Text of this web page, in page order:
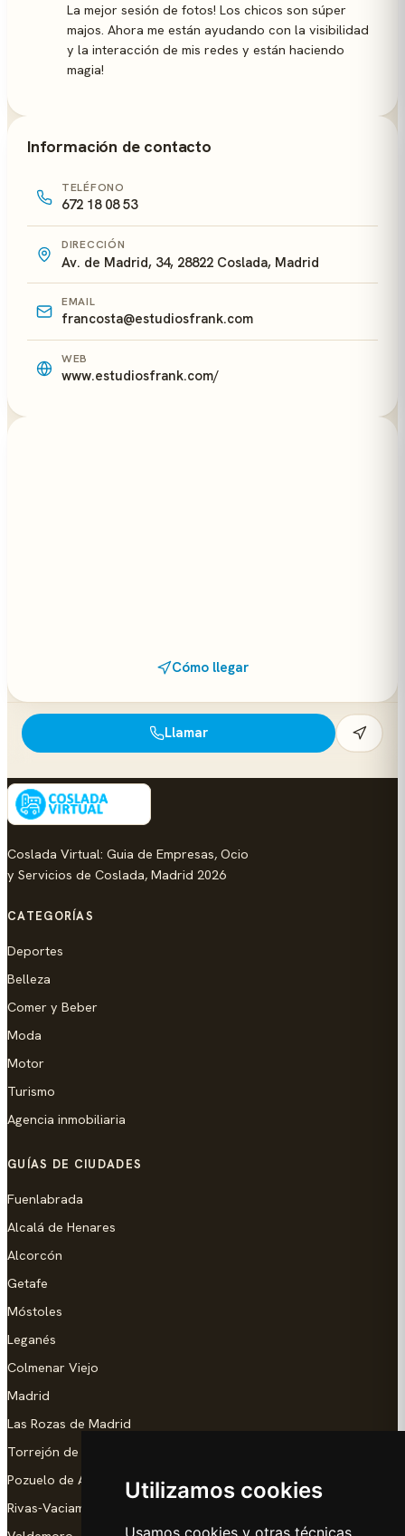
Utilizamos cookies
Usamos cookies y otras técnicas
La mejor sesión de fotos! Los chicos son súper
majos. Ahora me están ayudando con la visibilidad
y la interacción de mis redes y están haciendo
magia!
Información de contacto
TELÉFONO
672 18 08 53
DIRECCIÓN
Av. de Madrid, 34, 28822 Coslada, Madrid
EMAIL
francosta@estudiosfrank.com
WEB
www.estudiosfrank.com/
Cómo llegar
Llamar
Coslada Virtual: Guia de Empresas, Ocio
y Servicios de Coslada, Madrid 2026
CATEGORÍAS
Deportes
Belleza
Comer y Beber
Moda
Motor
Turismo
Agencia inmobiliaria
GUÍAS DE CIUDADES
Fuenlabrada
Alcalá de Henares
Alcorcón
Getafe
Móstoles
Leganés
Colmenar Viejo
Madrid
Las Rozas de Madrid
Torrejón de Ardoz
Pozuelo de Alarcón
Rivas-Vaciamadrid